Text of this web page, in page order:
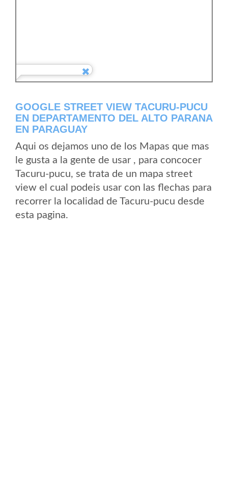
GOOGLE STREET VIEW TACURU-PUCU
EN DEPARTAMENTO DEL ALTO PARANA
EN PARAGUAY
Aqui os dejamos uno de los Mapas que mas
le gusta a la gente de usar , para concocer
Tacuru-pucu, se trata de un mapa street
view el cual podeis usar con las flechas para
recorrer la localidad de Tacuru-pucu desde
esta pagina.